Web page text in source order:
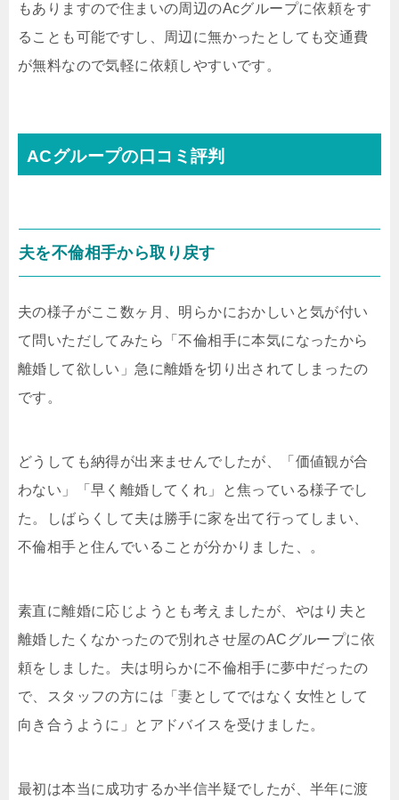
もありますので住まいの周辺のAcグループに依頼をす
ることも可能ですし、周辺に無かったとしても交通費
が無料なので気軽に依頼しやすいです。
ACグループの口コミ評判
夫を不倫相手から取り戻す
夫の様子がここ数ヶ月、明らかにおかしいと気が付い
て問いただしてみたら「不倫相手に本気になったから
離婚して欲しい」急に離婚を切り出されてしまったの
です。
どうしても納得が出来ませんでしたが、「価値観が合
わない」「早く離婚してくれ」と焦っている様子でし
た。しばらくして夫は勝手に家を出て行ってしまい、
不倫相手と住んでいることが分かりました、。
素直に離婚に応じようとも考えましたが、やはり夫と
離婚したくなかったので別れさせ屋のACグループに依
頼をしました。夫は明らかに不倫相手に夢中だったの
で、スタッフの方には「妻としてではなく女性として
向き合うように」とアドバイスを受けました。
最初は本当に成功するか半信半疑でしたが、半年に渡